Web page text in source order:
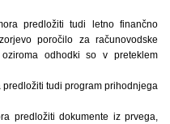
predložiti tudi letno finančno
poročilo za računovodske
odhodki so v preteklem
tudi program prihodnjega
predložiti dokumente iz prvega,